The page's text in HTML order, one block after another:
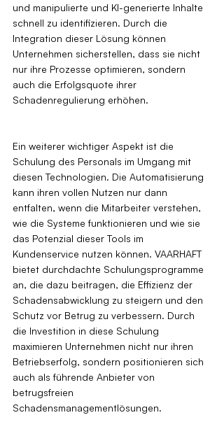
und manipulierte und KI-generierte Inhalte
schnell zu identifizieren. Durch die
Integration dieser Lösung können
Unternehmen sicherstellen, dass sie nicht
nur ihre Prozesse optimieren, sondern
auch die Erfolgsquote ihrer
Schadenregulierung erhöhen.
Ein weiterer wichtiger Aspekt ist die
Schulung des Personals im Umgang mit
diesen Technologien. Die Automatisierung
kann ihren vollen Nutzen nur dann
entfalten, wenn die Mitarbeiter verstehen,
wie die Systeme funktionieren und wie sie
das Potenzial dieser Tools im
Kundenservice nutzen können. VAARHAFT
bietet durchdachte Schulungsprogramme
an, die dazu beitragen, die Effizienz der
Schadensabwicklung zu steigern und den
Schutz vor Betrug zu verbessern. Durch
die Investition in diese Schulung
maximieren Unternehmen nicht nur ihren
Betriebserfolg, sondern positionieren sich
auch als führende Anbieter von
betrugsfreien
Schadensmanagementlösungen.